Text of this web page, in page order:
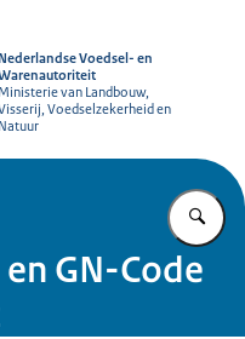
Nederlandse Voedsel- en
Ministerie van Landbouw,
Voedselzekerheid en
Natuur
GN-Code